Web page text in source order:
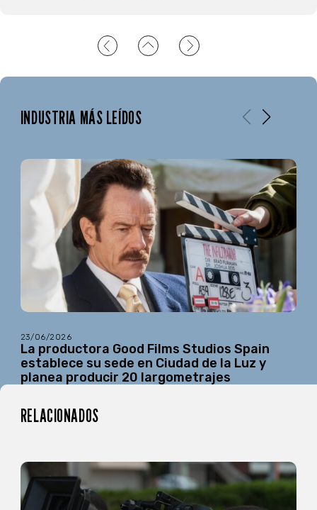
INDUSTRIA MÁS LEÍDOS
23/06/2026
La productora Good Films Studios Spain
establece su sede en Ciudad de la Luz y
planea producir 20 largometrajes
RELACIONADOS